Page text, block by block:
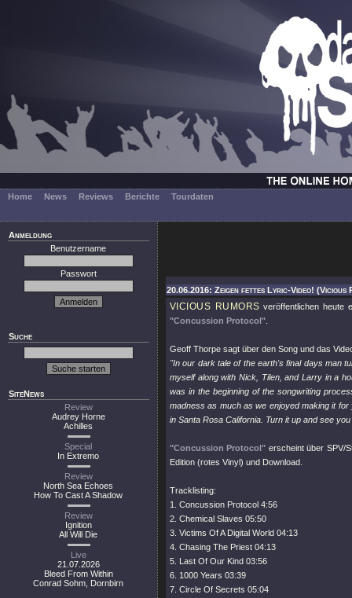
Home News Reviews Berichte Tourdaten
Anmeldung
Benutzername
Passwort
Suche
SiteNews
Review
Audrey Horne
Achilles
Special
In Extremo
Review
North Sea Echoes
How To Cast A Shadow
Review
Ignition
All Will Die
Live
21.07.2026
Bleed From Within
Conrad Sohm, Dornbirn
20.06.2016: Zeigen fettes Lyric-Video! (Vicious
VICIOUS RUMORS veröffentlichen heute
"Concussion Protocol"
Geoff Thorpe sagt über den Song und das
"In our dark tale of the earth's final days man
myself along with Nick, Tilen, and Larry in a
was in the beginning of the songwriting
madness as much as we enjoyed making it
in Santa Rosa California. Turn it up and see
"Concussion Protocol" erscheint über SPV/
Edition (rotes Vinyl) und Download.
Tracklisting:
1. Concussion Protocol 4:56
2. Chemical Slaves 05:50
3. Victims Of A Digital World 04:13
4. Chasing The Priest 04:13
5. Last Of Our Kind 03:56
6. 1000 Years 03:39
7. Circle Of Secrets 05:04